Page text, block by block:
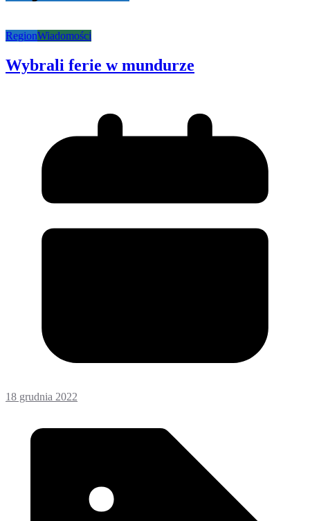
RegionWiadomości
Wybrali ferie w mundurze
18 grudnia 2022